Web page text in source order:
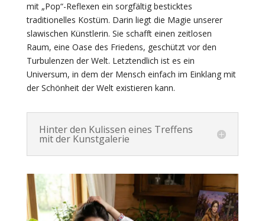
mit „Pop“-Reflexen ein sorgfältig besticktes
traditionelles Kostüm. Darin liegt die Magie unserer
slawischen Künstlerin. Sie schafft einen zeitlosen
Raum, eine Oase des Friedens, geschützt vor den
Turbulenzen der Welt. Letztendlich ist es ein
Universum, in dem der Mensch einfach im Einklang mit
der Schönheit der Welt existieren kann.
Hinter den Kulissen eines Treffens
mit der Kunstgalerie